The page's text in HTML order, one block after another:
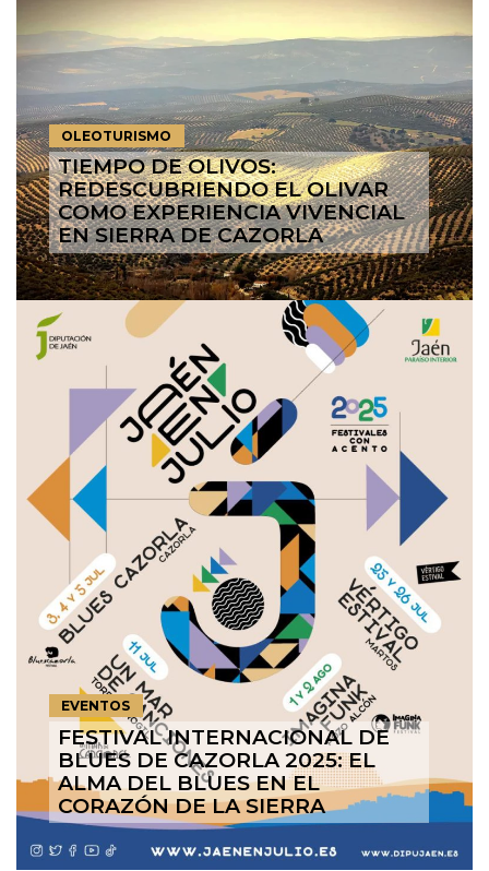
OLEOTURISMO
TIEMPO DE OLIVOS:
REDESCUBRIENDO EL OLIVAR
COMO EXPERIENCIA VIVENCIAL
EN SIERRA DE CAZORLA
EVENTOS
FESTIVAL INTERNACIONAL DE
BLUES DE CAZORLA 2025: EL
ALMA DEL BLUES EN EL
CORAZÓN DE LA SIERRA